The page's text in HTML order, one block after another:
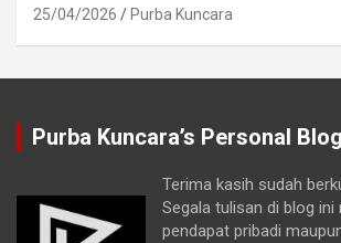
25/04/2026 Purba Kuncara
Purba Kuncara’s Personal Blog
Terima kasih sudah
Segala tulisan di blog ini
pendapat pribadi